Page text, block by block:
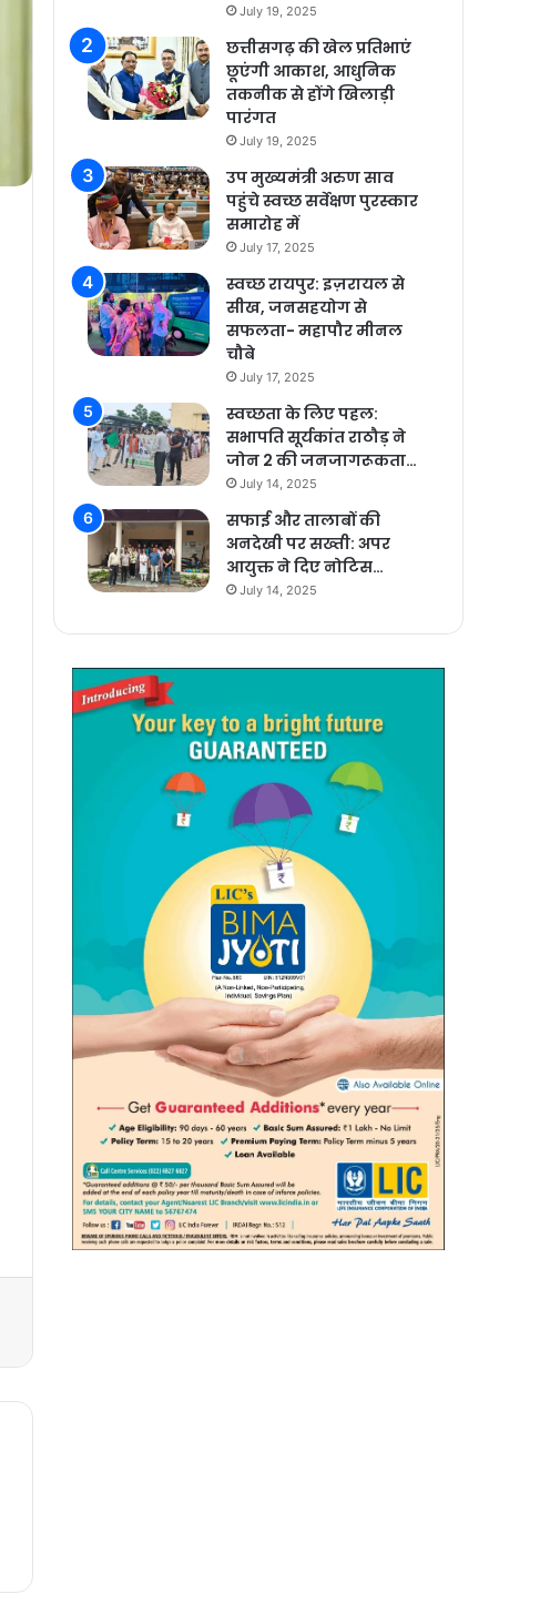
July 19, 2025
छत्तीसगढ़ की खेल प्रतिभाएं
छूएंगी आकाश, आधुनिक
तकनीक से होंगे खिलाड़ी
पारंगत
July 19, 2025
उप मुख्यमंत्री अरुण साव
पहुंचे स्वच्छ सर्वेक्षण पुरस्कार
समारोह में
July 17, 2025
स्वच्छ रायपुर: इज़रायल से
सीख, जनसहयोग से
सफलता- महापौर मीनल
चौबे
July 17, 2025
स्वच्छता के लिए पहल:
सभापति सूर्यकांत राठौड़ ने
जोन 2 की जनजागरूकता…
July 14, 2025
सफाई और तालाबों की
अनदेखी पर सख्ती: अपर
आयुक्त ने दिए नोटिस…
July 14, 2025